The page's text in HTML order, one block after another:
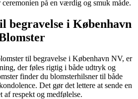
ceremonien på en værdig og smuk måde.
begravelse i København
til begravelse i København NV, er
der føles rigtig i både udtryk og
finder du blomsterhilsner til både
Det gør det lettere at sende en
af respekt og medfølelse.